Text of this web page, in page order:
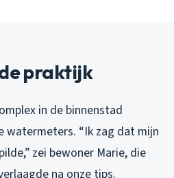
praktijk
in de binnenstad
watermeters. “Ik zag dat mijn
zei bewoner Marie, die
na onze tips.